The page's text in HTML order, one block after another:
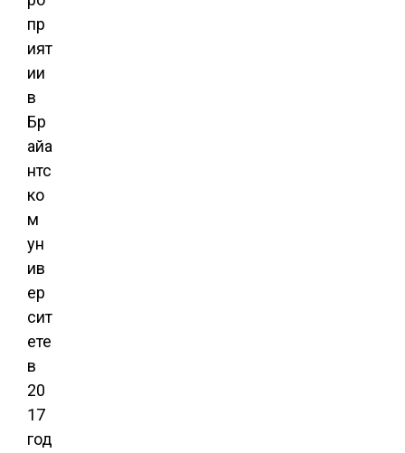
пр
ият
ии
в
Бр
айа
нтс
ко
м
ун
ив
ер
сит
ете
в
20
17
год